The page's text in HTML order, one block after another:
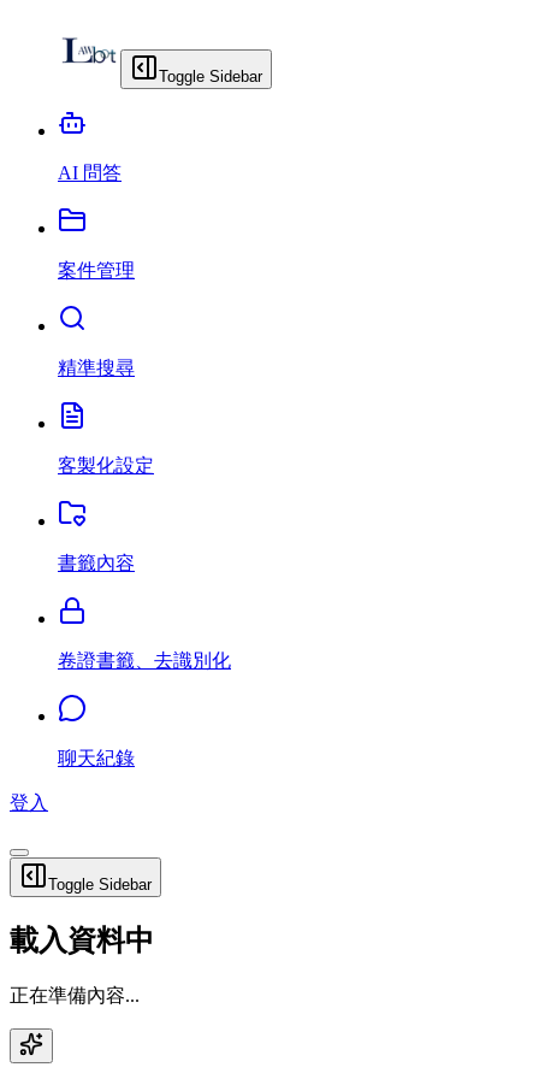
Toggle Sidebar
AI 問答
案件管理
精準搜尋
客製化設定
書籤內容
卷證書籤、去識別化
聊天紀錄
登入
Toggle Sidebar
載入資料中
正在準備內容...